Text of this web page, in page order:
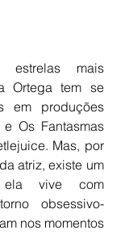
estrelas mais
Ortega tem se
em produções
Os Fantasmas
Mas, por
atriz, existe um
ela vive com
obsessivo-
nos momentos